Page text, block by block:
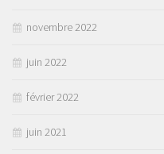
novembre 2022
juin 2022
février 2022
juin 2021